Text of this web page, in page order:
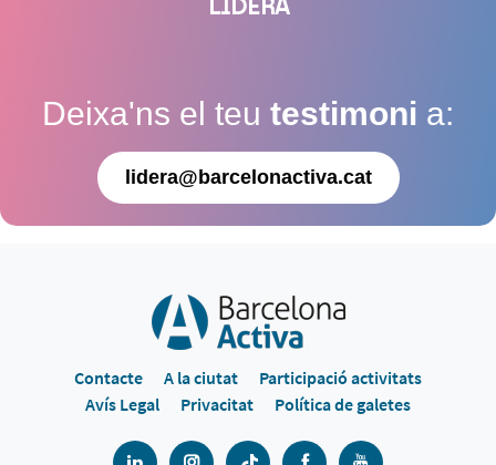
LIDERA
Deixa'ns el teu testimoni a:
lidera@barcelonactiva.cat
Contacte A la ciutat
Participació activitats
Avís Legal
Privacitat Política de galetes